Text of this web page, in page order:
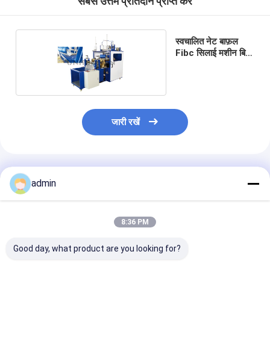
स्वचालित नेट बाफ़ल
Fibc सिलाई मशीन बिग
जारी रखें
अनुशंसित उत्पाद
admin
8:36 PM
Good day, what product are you looking for?